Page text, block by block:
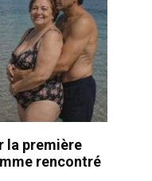
la première
rencontré